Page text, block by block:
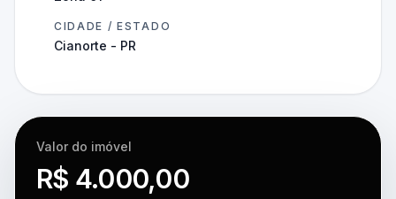
CIDADE / ESTADO
Cianorte - PR
Valor do imóvel
R$ 4.000,00